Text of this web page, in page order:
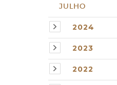
JULHO
2024
2023
2022